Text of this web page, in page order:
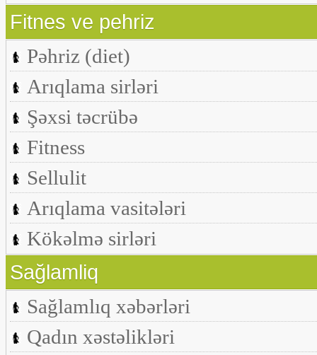
Fitnes ve pehriz
Pəhriz (diet)
Arıqlama sirləri
Şəxsi təcrübə
Fitness
Sellulit
Arıqlama vasitələri
Kökəlmə sirləri
Sağlamliq
Sağlamlıq xəbərləri
Qadın xəstəlikləri